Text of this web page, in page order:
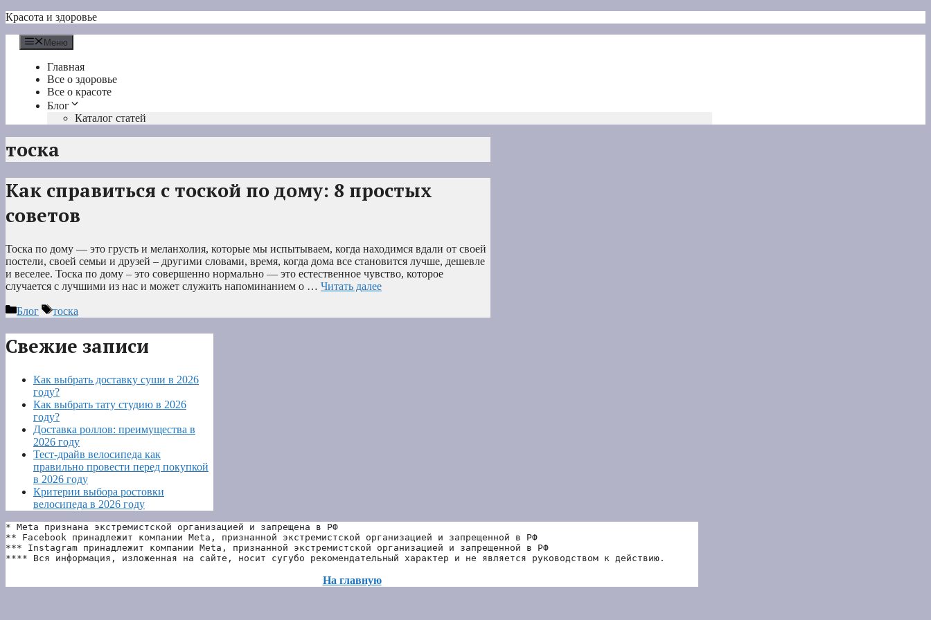
Перейти
содержимому
Красота и здоровье
Меню
Главная
Все о здоровье
Все о красоте
Блог
Каталог статей
тоска
Как справиться с тоской по дому: 8 простых
советов
Тоска по дому — это грусть и меланхолия, которые мы испытываем, когда находимся вдали от своей
постели, своей семьи и друзей – другими словами, время, когда дома все становится лучше, дешевле
и веселее. Тоска по дому – это совершенно нормально — это естественное чувство, которое
случается с лучшими из нас и может служить напоминанием о … Читать далее
Рубрики
Блог Метки
тоска
Свежие записи
Как выбрать доставку суши в 2026
году?
Как выбрать тату студию в 2026
году?
Доставка роллов: преимущества в
2026 году
Тест-драйв велосипеда как
правильно провести перед покупкой
в 2026 году
Критерии выбора ростовки
велосипеда в 2026 году
* Meta признана экстремистской организацией и запрещена в РФ
** Facebook принадлежит компании Meta, признанной экстремистской организацией и запрещенной в РФ
*** Instagram принадлежит компании Meta, признанной экстремистской организацией и запрещенной в РФ
**** Вся информация, изложенная на сайте, носит сугубо рекомендательный характер и не является руководством к действию.
На главную